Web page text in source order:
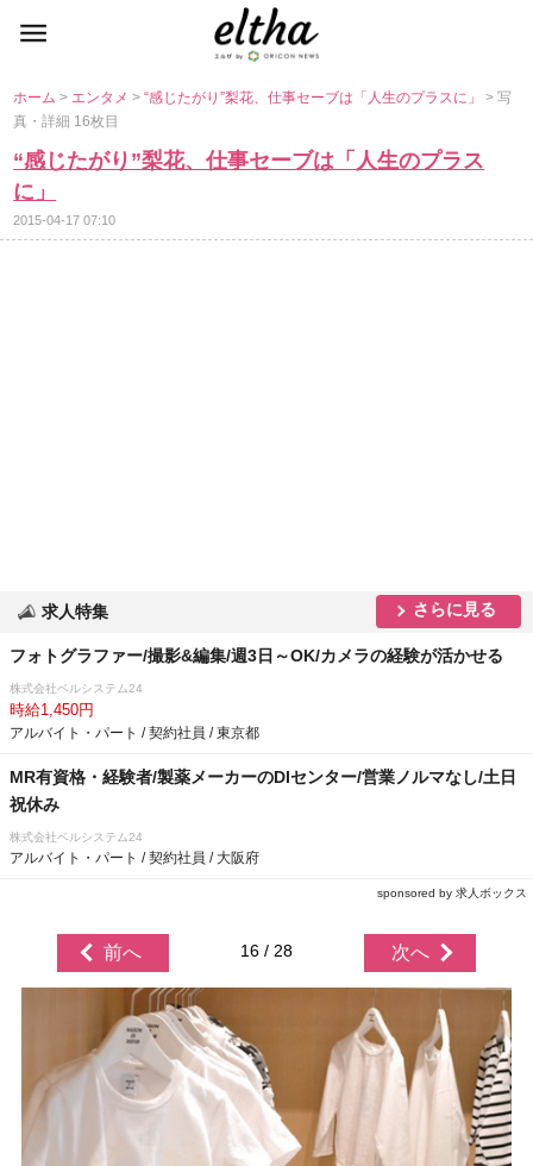
ホーム> エンタメ>“感じたがり”梨花、仕事セーブは「人生のプラスに」> 写
真・詳細 16枚目
“感じたがり”梨花、仕事セーブは「人生のプラス
に」
2015-04-17 07:10
求人特集 さらに見る
フォトグラファー/撮影&編集/週3日～OK/カメラの経験が活かせる
株式会社ベルシステム24
時給1,450円
アルバイト・パート / 契約社員 / 東京都
MR有資格・経験者/製薬メーカーのDIセンター/営業ノルマなし/土日
祝休み
株式会社ベルシステム24
アルバイト・パート / 契約社員 / 大阪府
sponsored by 求人ボックス
前へ 16 / 28 次へ